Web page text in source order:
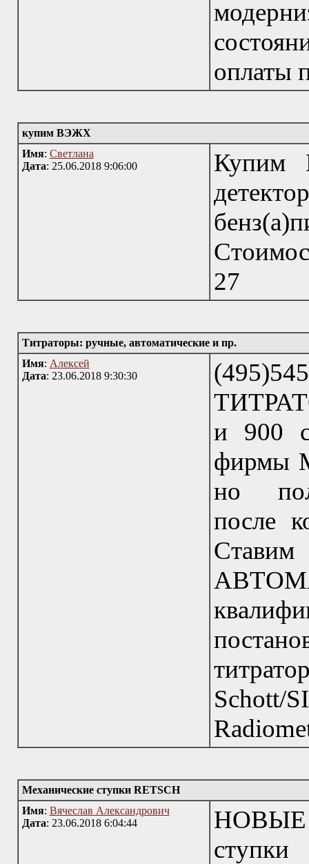
оплаты
купим ВЭЖХ
Имя: Светлана
Дата: 25.06.2018 9:06:00
Купим
27
Титраторы: ручные, автоматические и пр.
Имя: Алексей
Дата: 23.06.2018 9:30:30
и 900
фирмы
но
после
Schott/
Механические ступки RETSCH
Имя: Вячеслав Александрович
Дата: 23.06.2018 6:04:44
НОВЫЕ